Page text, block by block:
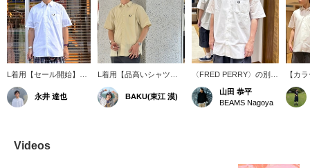
L着用【セール開始】
(【別注】FRED PERRY
/ Broad Short Sleeve
Shirts 175cm/70kg)キレ
程よい大きさのボディ
で、スッキリ着用出来ま
永井 達也
L着用【品高いシャツ】
〈FRED PERRY〉のブロ
ードシャツはハリ感があ
りラグジュアリーな雰囲
BAKU(東江 漠)
〈FRED PERRY〉の別注
ブロードシャツです。サ
ラッと着ていただくとか
っこいい一枚です。 175
ですがお色は真っ白で
山田 恭平
BEAMS Nagoya
【カ
の別
した
イズ
Videos